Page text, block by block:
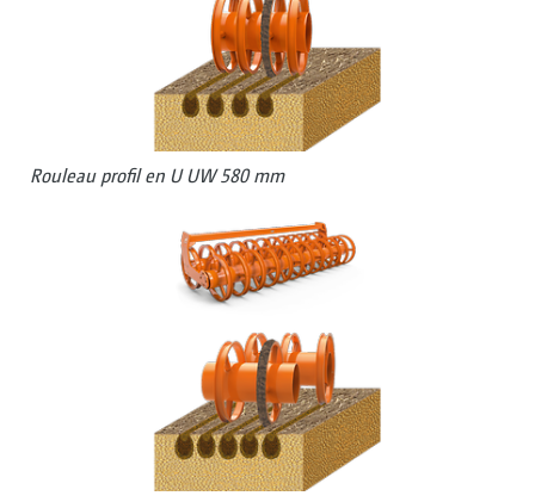
Rouleau profil en U UW 580 mm